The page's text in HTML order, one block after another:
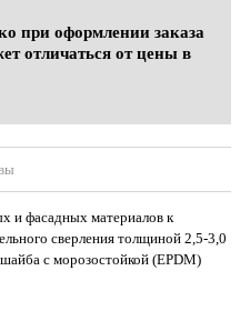
при оформлении заказа
отличаться от цены в
и фасадных материалов к
сверления толщиной 2,5-3,0
с морозостойкой (EPDM)